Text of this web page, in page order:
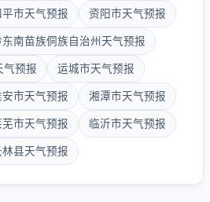
平市天气预报 资阳市天气预报
东南苗族侗族自治州天气预报
气预报 运城市天气预报
安市天气预报 湘潭市天气预报
芜市天气预报 临沂市天气预报
林县天气预报